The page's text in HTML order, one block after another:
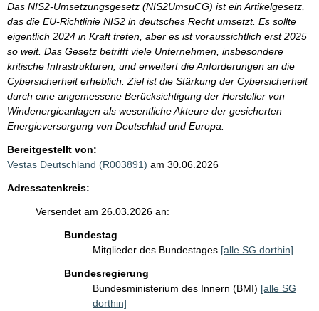
Das NIS2-Umsetzungsgesetz (NIS2UmsuCG) ist ein Artikelgesetz,
das die EU-Richtlinie NIS2 in deutsches Recht umsetzt. Es sollte
eigentlich 2024 in Kraft treten, aber es ist voraussichtlich erst 2025
so weit. Das Gesetz betrifft viele Unternehmen, insbesondere
kritische Infrastrukturen, und erweitert die Anforderungen an die
Cybersicherheit erheblich. Ziel ist die Stärkung der Cybersicherheit
durch eine angemessene Berücksichtigung der Hersteller von
Windenergieanlagen als wesentliche Akteure der gesicherten
Energieversorgung von Deutschlad und Europa.
Bereitgestellt von:
Vestas Deutschland (R003891) am 30.06.2026
Adressatenkreis:
Versendet am 26.03.2026 an:
Bundestag
Mitglieder des Bundestages [alle SG dorthin]
Bundesregierung
Bundesministerium des Innern (BMI) [alle SG
dorthin]